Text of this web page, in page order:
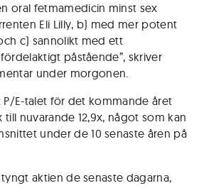
oral fetmamedicin minst sex
Eli Lilly, b) med mer potent
c) sannolikt med ett
påstående”, skriver
under morgonen.
P/E-talet för det kommande året
till nuvarande 12,9x, något som kan
under de 10 senaste åren på
aktien de senaste dagarna,